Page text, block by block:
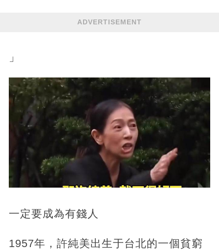
ADVERTISEMENT
」
一定要成為有錢人
1957年，許純美出生于台北的一個貧窮